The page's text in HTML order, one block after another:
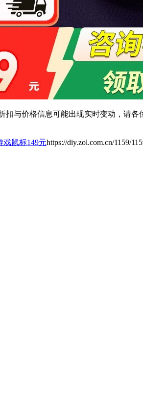
与价格信息可能出现实时变动，请
戏鼠标149元https://diy.zol.com.cn/1159/